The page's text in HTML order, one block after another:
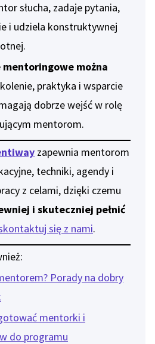
słucha, zadaje pytania,
i udziela konstruktywnej
można
praktyka i wsparcie
dobrze wejść w rolę
mentorom.
zapewnia mentorom
techniki, agendy i
z celami, dzięki czemu
i skuteczniej pełnić
się z nami.
Porady na dobry
mentorki i
do programu